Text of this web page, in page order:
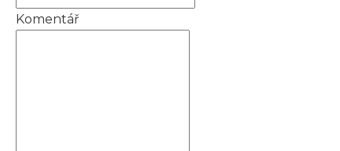
Komentář